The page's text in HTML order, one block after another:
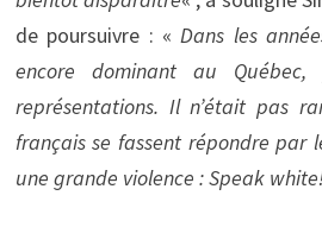
de poursuivre : «Dans les
encore dominant au
représentations. Il n’était pas
français se fassent répondre par
une grande violence :Speak